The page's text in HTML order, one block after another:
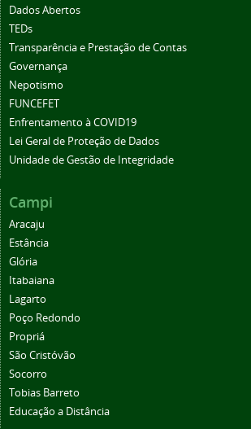
Dados Abertos
TEDs
Transparência e Prestação de Contas
Governança
Nepotismo
FUNCEFET
Enfrentamento à COVID19
Lei Geral de Proteção de Dados
Unidade de Gestão de Integridade
Campi
Aracaju
Estância
Glória
Itabaiana
Lagarto
Poço Redondo
Propriá
São Cristóvão
Socorro
Tobias Barreto
Educação a Distância